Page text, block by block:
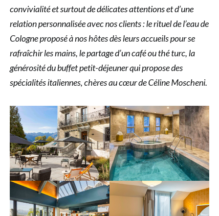
convivialité et surtout de délicates attentions et d’une
relation personnalisée avec nos clients : le rituel de l’eau de
Cologne proposé à nos hôtes dès leurs accueils pour se
rafraîchir les mains, le partage d’un café ou thé turc, la
générosité du buffet petit-déjeuner qui propose des
spécialités italiennes, chères au cœur de Céline Moscheni.